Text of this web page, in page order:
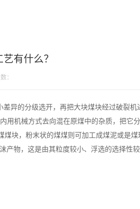
有什么？
：
异的分级选开，再把大块煤块经过破裂
机械方式去向混在原煤中的杂质，把它
块，粉末状的煤煤则可加工成煤泥或是煤
产物，这是由其粒度较小、浮选的选择性